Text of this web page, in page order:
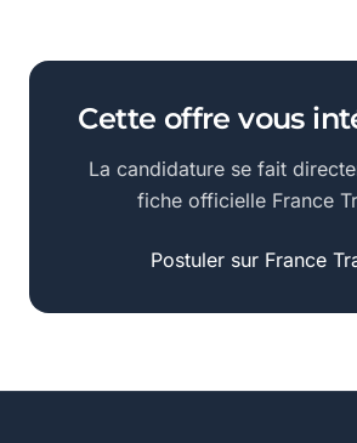
Cette offre vous
La candidature se fait
fiche officielle France
Postuler sur France